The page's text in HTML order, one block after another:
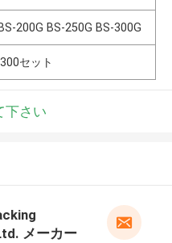
200G BS-250G BS-300G
セット
下さい
メーカー